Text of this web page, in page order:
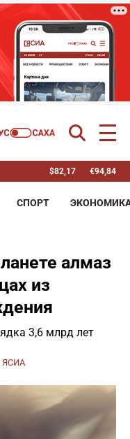
$82,17 €94,84
СПОРТ
алмаз
из
3,6 млрд лет
ЯСИА